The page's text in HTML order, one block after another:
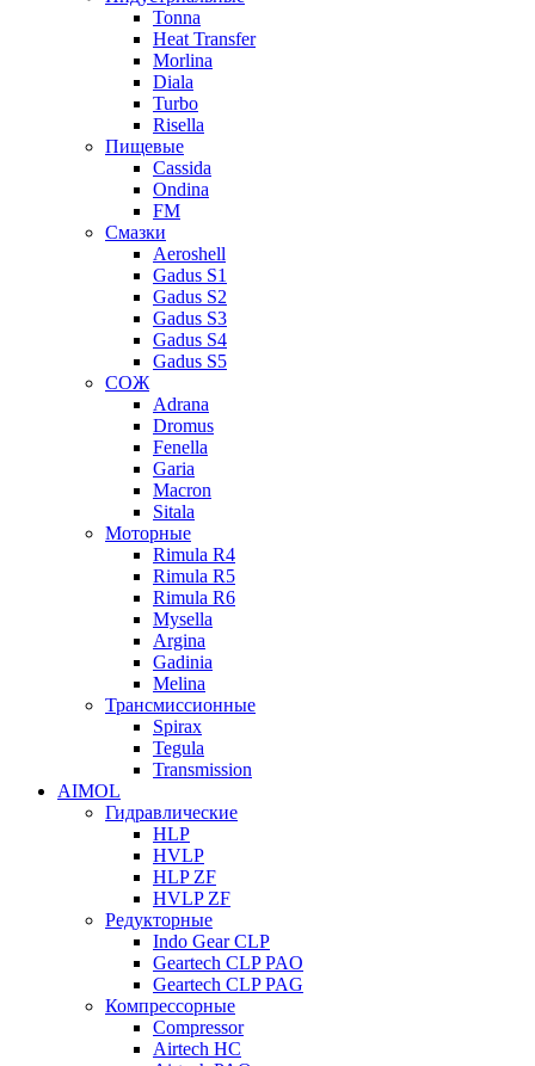
Tonna
Heat Transfer
Morlina
Diala
Turbo
Risella
Пищевые
Cassida
Ondina
FM
Смазки
Aeroshell
Gadus S1
Gadus S2
Gadus S3
Gadus S4
Gadus S5
СОЖ
Adrana
Dromus
Fenella
Garia
Macron
Sitala
Моторные
Rimula R4
Rimula R5
Rimula R6
Mysella
Argina
Gadinia
Melina
Трансмиссионные
Spirax
Tegula
Transmission
AIMOL
Гидравлические
HLP
HVLP
HLP ZF
HVLP ZF
Редукторные
Indo Gear CLP
Geartech CLP PAO
Geartech CLP PAG
Компрессорные
Compressor
Airtech HC